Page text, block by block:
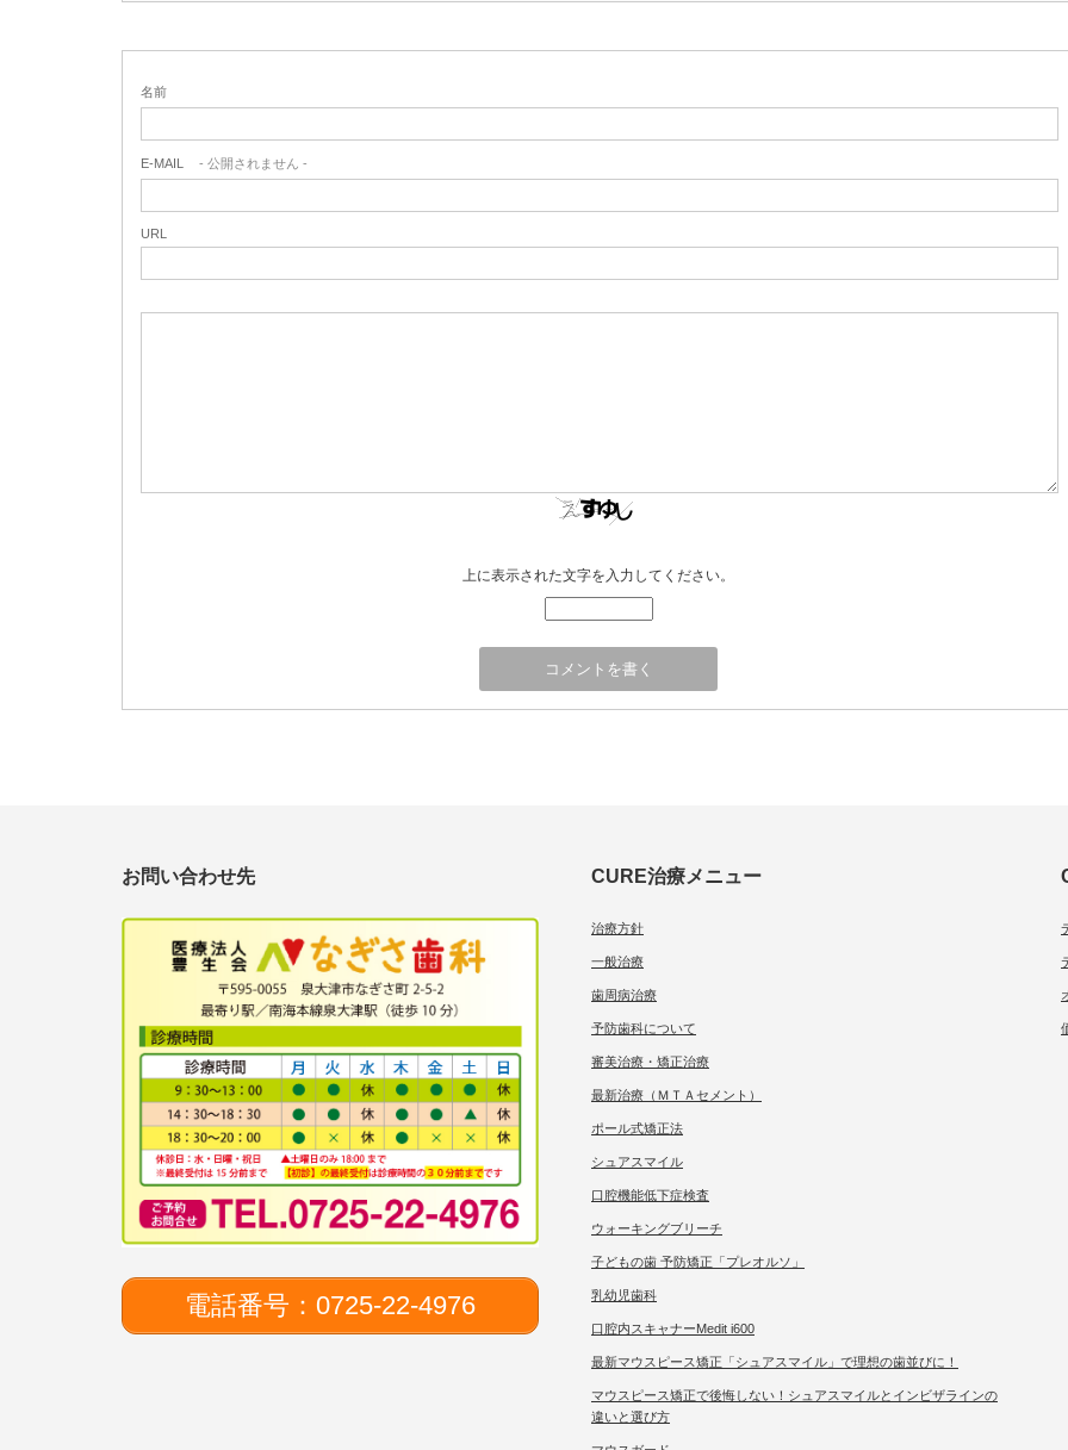
名前
E-MAIL - 公開されません -
URL
上に表示された文字を入力してください。
お問い合わせ先
電話番号：0725-22-4976
CURE治療メニュー
治療方針
一般治療
歯周病治療
予防歯科について
審美治療・矯正治療
最新治療（ＭＴＡセメント）
ポール式矯正法
シュアスマイル
口腔機能低下症検査
ウォーキングブリーチ
子どもの歯 予防矯正「プレオルソ」
乳幼児歯科
口腔内スキャナーMedit i600
最新マウスピース矯正「シュアスマイル」で理想の歯並びに！
マウスピース矯正で後悔しない！シュアスマイルとインビザラインの
違いと選び方